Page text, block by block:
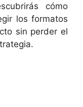
cómo
los formatos
sin perder el